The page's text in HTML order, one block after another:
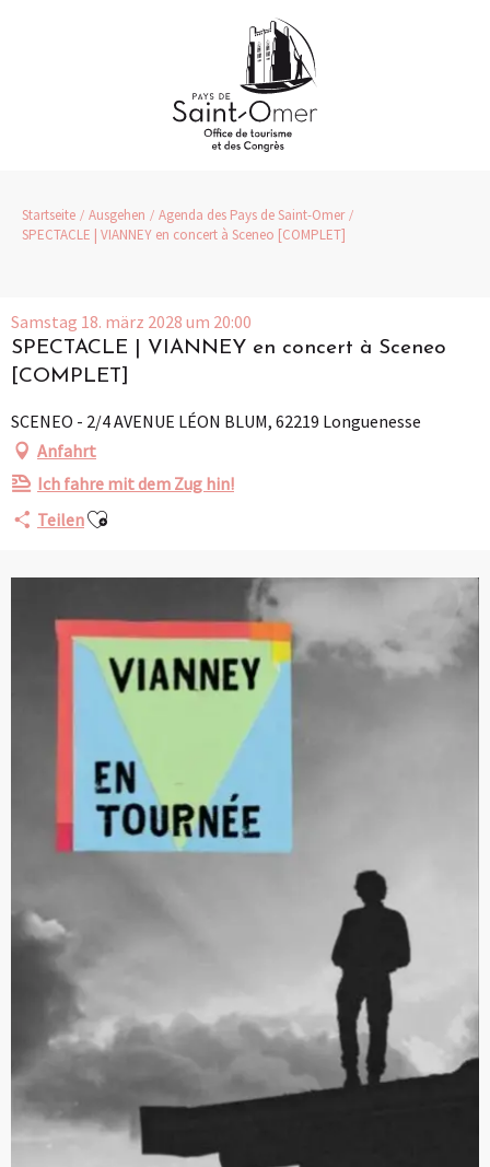
Startseite Ausgehen
Agenda des Pays de Saint-Omer
SPECTACLE | VIANNEY en concert à Sceneo [COMPLET]
Samstag 18. märz 2028 um 20:00
SPECTACLE | VIANNEY en concert à Sceneo
[COMPLET]
SCENEO - 2/4 AVENUE LÉON BLUM, 62219 Longuenesse
Anfahrt
Ich fahre mit dem Zug hin!
TeilenAjouter aux favoris